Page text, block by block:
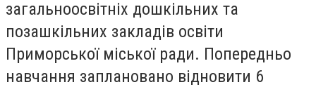
загальноосвітніх дошкільних та
позашкільних закладів освіти
Приморської міської ради. Попередньо
навчання заплановано відновити 6